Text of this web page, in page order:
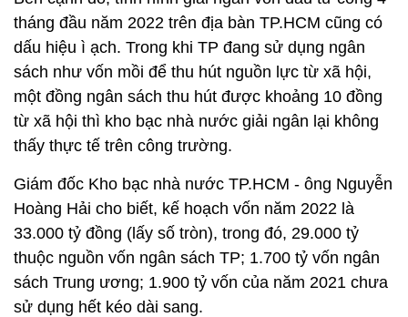
tháng đầu năm 2022 trên địa bàn TP.HCM cũng có
dấu hiệu ì ạch. Trong khi TP đang sử dụng ngân
sách như vốn mồi để thu hút nguồn lực từ xã hội,
một đồng ngân sách thu hút được khoảng 10 đồng
từ xã hội thì kho bạc nhà nước giải ngân lại không
thấy thực tế trên công trường.
Giám đốc Kho bạc nhà nước TP.HCM - ông Nguyễn
Hoàng Hải cho biết, kế hoạch vốn năm 2022 là
33.000 tỷ đồng (lấy số tròn), trong đó, 29.000 tỷ
thuộc nguồn vốn ngân sách TP; 1.700 tỷ vốn ngân
sách Trung ương; 1.900 tỷ vốn của năm 2021 chưa
sử dụng hết kéo dài sang.